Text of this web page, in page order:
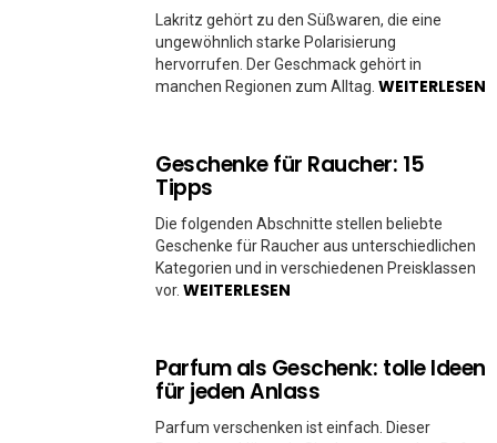
Lakritz gehört zu den Süßwaren, die eine
ungewöhnlich starke Polarisierung
hervorrufen. Der Geschmack gehört in
manchen Regionen zum Alltag. WEITERLESEN
Geschenke für Raucher: 15
Tipps
Die folgenden Abschnitte stellen beliebte
Geschenke für Raucher aus unterschiedlichen
Kategorien und in verschiedenen Preisklassen
vor. WEITERLESEN
Parfum als Geschenk: tolle Ideen
für jeden Anlass
Parfum verschenken ist einfach. Dieser